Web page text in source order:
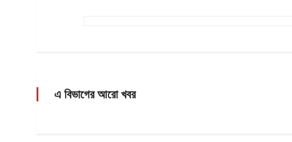
এ বিভাগের আরো খবর